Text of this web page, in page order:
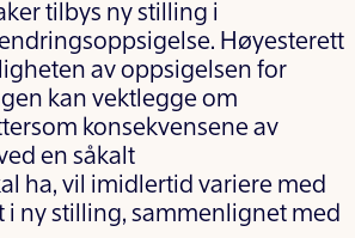
tilbys ny stilling i
Høyesterett
av oppsigelsen for
kan vektlegge om
konsekvensene av
en såkalt
ha, vil imidlertid variere med
ny stilling, sammenlignet med